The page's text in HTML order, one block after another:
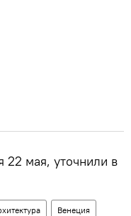
22 мая, уточнили в
Венеция